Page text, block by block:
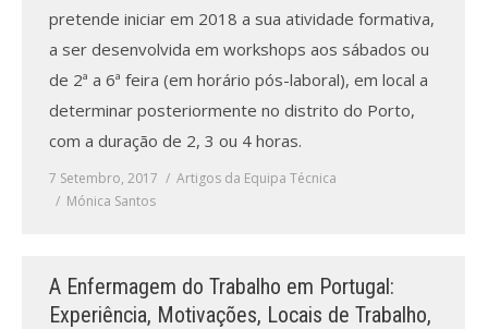
pretende iniciar em 2018 a sua atividade formativa,
a ser desenvolvida em workshops aos sábados ou
de 2ª a 6ª feira (em horário pós-laboral), em local a
determinar posteriormente no distrito do Porto,
com a duração de 2, 3 ou 4 horas.
7 Setembro, 2017
Artigos da Equipa Técnica
Mónica Santos
A Enfermagem do Trabalho em Portugal:
Experiência, Motivações, Locais de Trabalho,